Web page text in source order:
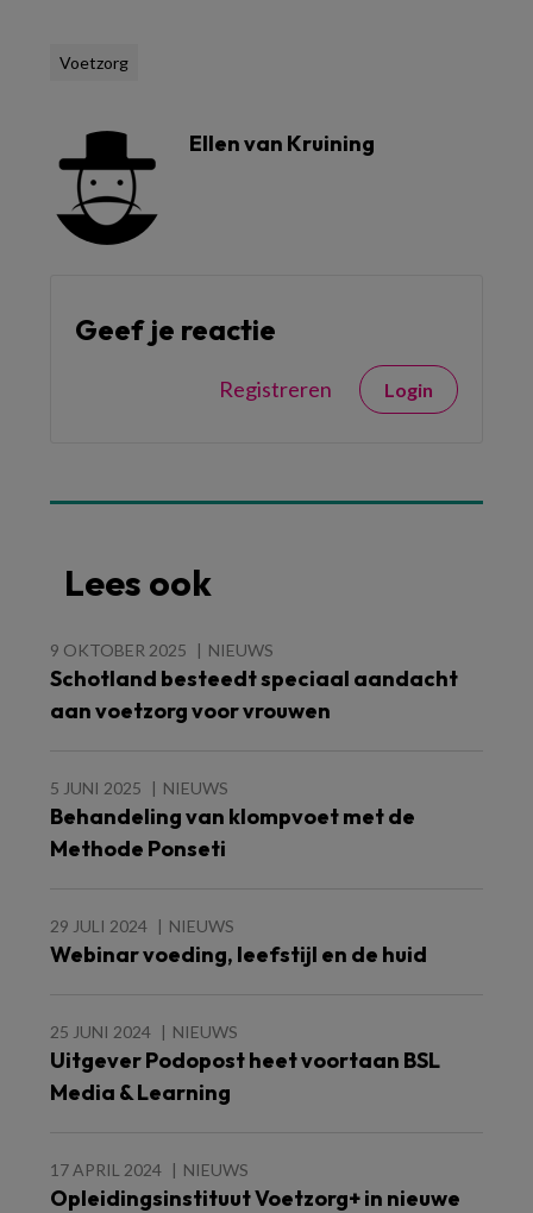
Voetzorg
Ellen van Kruining
Geef je reactie
Registreren Login
Lees ook
9 OKTOBER 2025 NIEUWS
Schotland besteedt speciaal aandacht
aan voetzorg voor vrouwen
5 JUNI 2025 NIEUWS
Behandeling van klompvoet met de
Methode Ponseti
29 JULI 2024 NIEUWS
Webinar voeding, leefstijl en de huid
25 JUNI 2024 NIEUWS
Uitgever Podopost heet voortaan BSL
Media & Learning
17 APRIL 2024 NIEUWS
Opleidingsinstituut Voetzorg+ in nieuwe